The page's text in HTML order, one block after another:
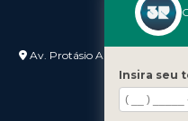
Av. Protásio Alves nº 3240
-
Insira seu